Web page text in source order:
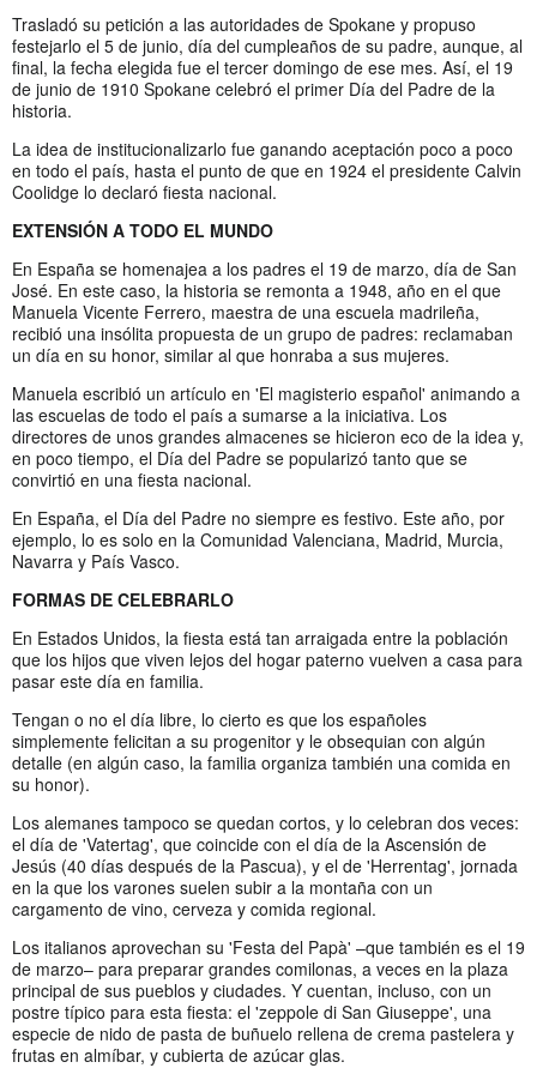
Trasladó su petición a las autoridades de Spokane y propuso
festejarlo el 5 de junio, día del cumpleaños de su padre, aunque, al
final, la fecha elegida fue el tercer domingo de ese mes. Así, el 19
de junio de 1910 Spokane celebró el primer Día del Padre de la
historia.
La idea de institucionalizarlo fue ganando aceptación poco a poco
en todo el país, hasta el punto de que en 1924 el presidente Calvin
Coolidge lo declaró fiesta nacional.
EXTENSIÓN A TODO EL MUNDO
En España se homenajea a los padres el 19 de marzo, día de San
José. En este caso, la historia se remonta a 1948, año en el que
Manuela Vicente Ferrero, maestra de una escuela madrileña,
recibió una insólita propuesta de un grupo de padres: reclamaban
un día en su honor, similar al que honraba a sus mujeres.
Manuela escribió un artículo en 'El magisterio español' animando a
las escuelas de todo el país a sumarse a la iniciativa. Los
directores de unos grandes almacenes se hicieron eco de la idea y,
en poco tiempo, el Día del Padre se popularizó tanto que se
convirtió en una fiesta nacional.
En España, el Día del Padre no siempre es festivo. Este año, por
ejemplo, lo es solo en la Comunidad Valenciana, Madrid, Murcia,
Navarra y País Vasco.
FORMAS DE CELEBRARLO
En Estados Unidos, la fiesta está tan arraigada entre la población
que los hijos que viven lejos del hogar paterno vuelven a casa para
pasar este día en familia.
Tengan o no el día libre, lo cierto es que los españoles
simplemente felicitan a su progenitor y le obsequian con algún
detalle (en algún caso, la familia organiza también una comida en
su honor).
Los alemanes tampoco se quedan cortos, y lo celebran dos veces:
el día de 'Vatertag', que coincide con el día de la Ascensión de
Jesús (40 días después de la Pascua), y el de 'Herrentag', jornada
en la que los varones suelen subir a la montaña con un
cargamento de vino, cerveza y comida regional.
Los italianos aprovechan su 'Festa del Papà' –que también es el 19
de marzo– para preparar grandes comilonas, a veces en la plaza
principal de sus pueblos y ciudades. Y cuentan, incluso, con un
postre típico para esta fiesta: el 'zeppole di San Giuseppe', una
especie de nido de pasta de buñuelo rellena de crema pastelera y
frutas en almíbar, y cubierta de azúcar glas.